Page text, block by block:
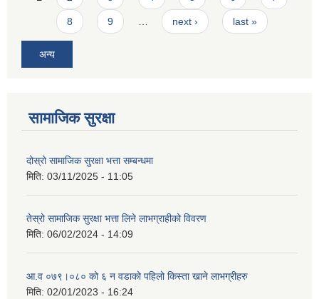
8 9 next › last »
अन्य
सामाजिक सुरक्षा
दोस्रो सामाजिक सुरक्षा भत्ता सम्बन्धमा
मिति: 03/11/2025 - 11:05
तेस्रो सामाजिक सुरक्षा भत्ता लिने लाभग्राहीको विवरण
मिति: 06/02/2024 - 14:09
आ.व ०७९।०८० को ६ न‌‍ वडाको पहिलो किस्ता खाने लाभग्रीहरु
मिति: 02/01/2023 - 16:24